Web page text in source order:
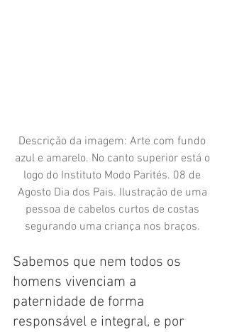
Descrição da imagem: Arte com fundo
azul e amarelo. No canto superior está o
logo do Instituto Modo Parités. 08 de
Agosto Dia dos Pais. Ilustração de uma
pessoa de cabelos curtos de costas
segurando uma criança nos braços.
Sabemos que nem todos os
homens vivenciam a
paternidade de forma
responsável e integral, e por